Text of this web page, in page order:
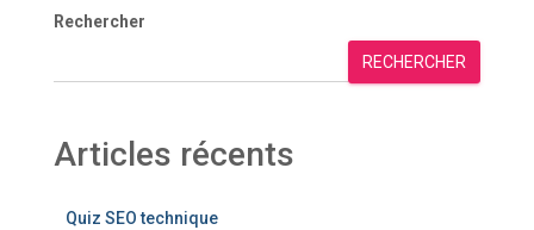
Rechercher
RECHERCHER
Articles récents
Quiz SEO technique